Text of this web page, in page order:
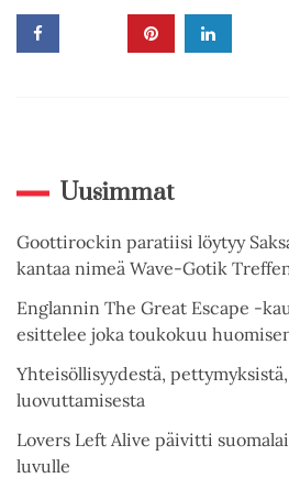
Uusimmat
Goottirockin paratiisi löytyy
kantaa nimeä Wave-Gotik
Englannin The Great Escape -
esittelee joka toukokuu
Yhteisöllisyydestä,
luovuttamisesta
Lovers Left Alive päivitti
luvulle